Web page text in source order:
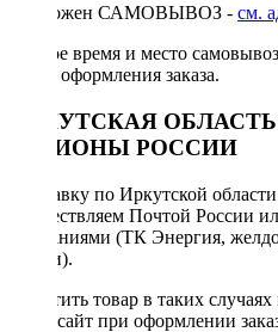
Возможен САМОВЫВОЗ - см.
Точное время и место
после оформления заказа.
ИРКУТСКАЯ
РЕГИОНЫ РОССИИ
Отправку по Иркутской
осуществляем Почтой России
компаниями (ТК Энергия,
линии).
Оплатить товар в таких
через сайт при оформлении